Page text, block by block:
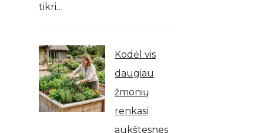
tikri…
Kodėl vis
daugiau
žmonių
renkasi
aukštesnes